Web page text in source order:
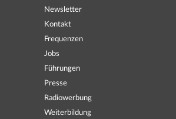
Newsletter
Kontakt
Frequenzen
Jobs
Führungen
Presse
Radiowerbung
Weiterbildung